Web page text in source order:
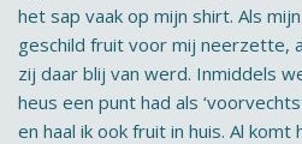
het sap vaak op mijn shirt. Als
geschild fruit voor mij neerzette,
zij daar blij van werd. Inmiddels
heus een punt had als
en haal ik ook fruit in huis. Al